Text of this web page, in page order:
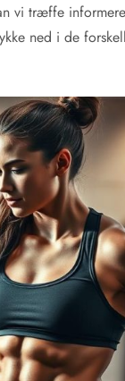
vi træffe
ned i de